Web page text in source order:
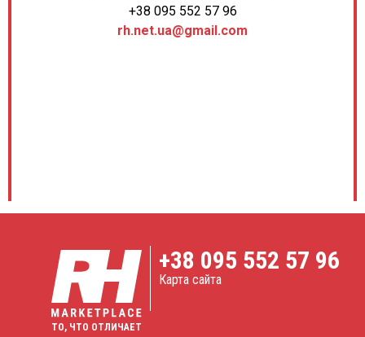
+38 095 552 57 96
rh.net.ua@gmail.com
ТО, ЧТО ОТЛИЧАЕТ
+38 095 552 57 96
Карта сайта